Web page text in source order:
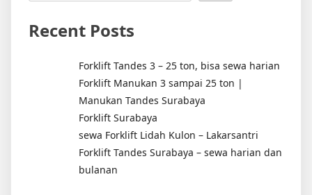
Recent Posts
Forklift Tandes 3 – 25 ton, bisa sewa harian
Forklift Manukan 3 sampai 25 ton |
Manukan Tandes Surabaya
Forklift Surabaya
sewa Forklift Lidah Kulon – Lakarsantri
Forklift Tandes Surabaya – sewa harian dan
bulanan